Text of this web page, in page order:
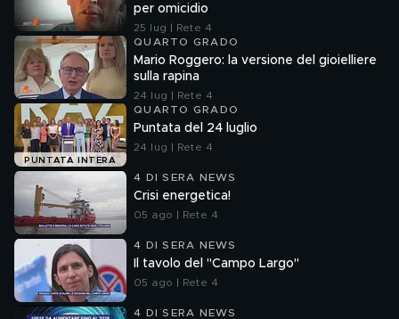
per omicidio
25 lug | Rete 4
QUARTO GRADO
Mario Roggero: la versione del gioielliere
sulla rapina
24 lug | Rete 4
PUNTATA INTERA
QUARTO GRADO
Puntata del 24 luglio
24 lug | Rete 4
4 DI SERA NEWS
Crisi energetica!
05 ago | Rete 4
4 DI SERA NEWS
Il tavolo del "Campo Largo"
05 ago | Rete 4
4 DI SERA NEWS